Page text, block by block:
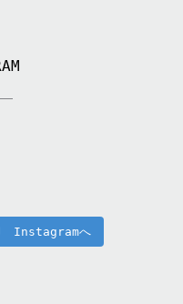
Instagramへ